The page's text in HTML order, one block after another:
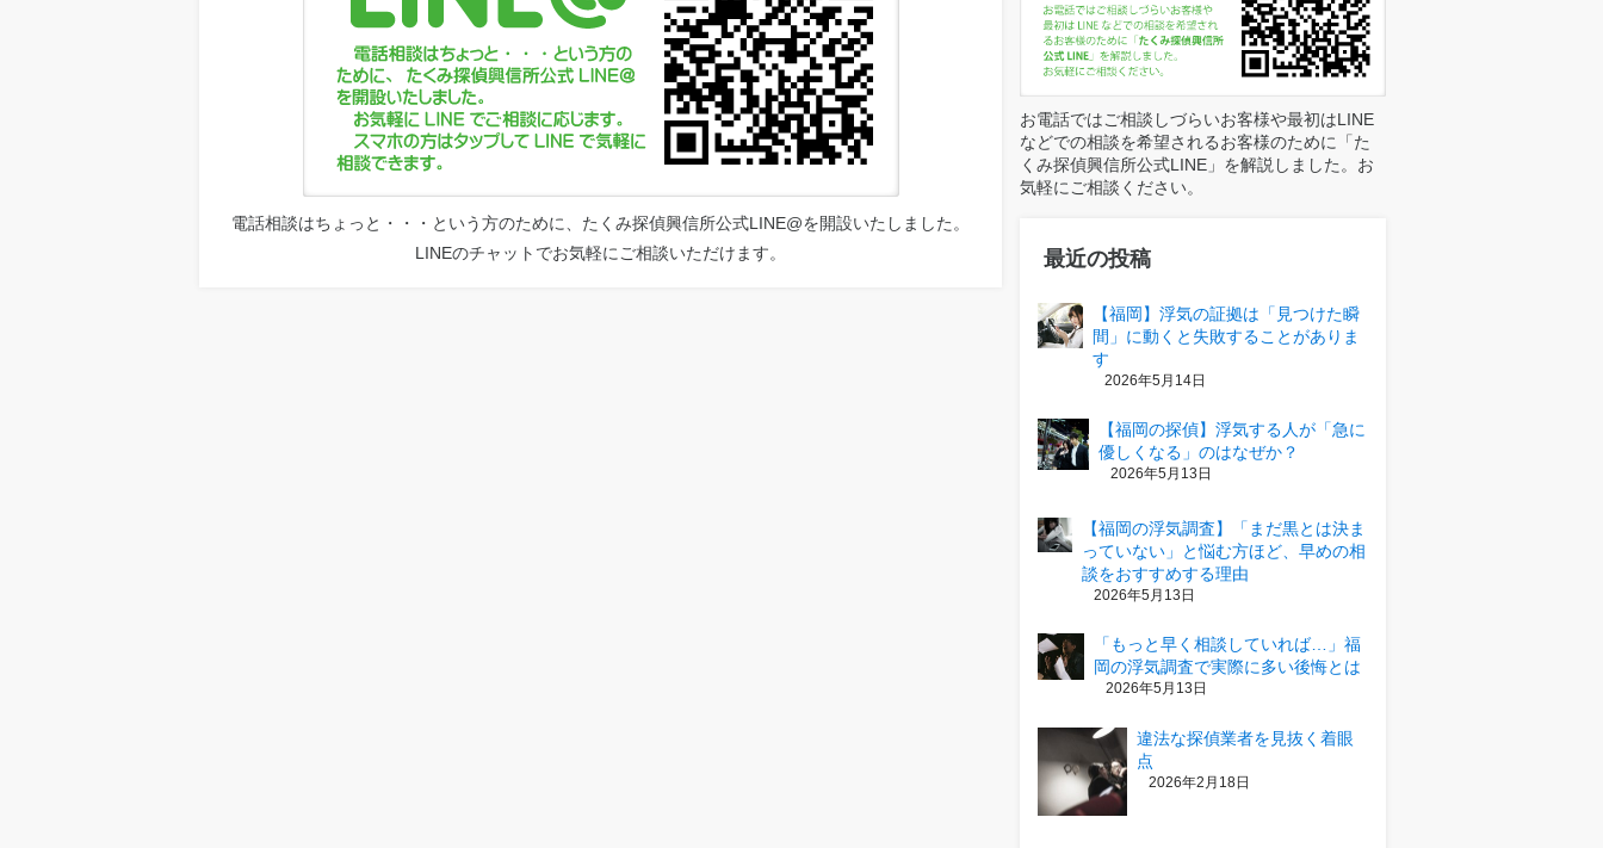
電話相談はちょっと・・・という方のために、たくみ探偵興信所公式LINE@を開設いたしました。
LINEのチャットでお気軽にご相談いただけます。
お電話ではご相談しづらいお客様や最初はLINE
などでの相談を希望されるお客様のために「た
くみ探偵興信所公式LINE」を解説しました。お
気軽にご相談ください。
最近の投稿
【福岡】浮気の証拠は「見つけた瞬
間」に動くと失敗することがありま
す
2026年5月14日
【福岡の探偵】浮気する人が「急に
優しくなる」のはなぜか？
2026年5月13日
【福岡の浮気調査】「まだ黒とは決ま
っていない」と悩む方ほど、早めの相
談をおすすめする理由
2026年5月13日
「もっと早く相談していれば…」福
岡の浮気調査で実際に多い後悔とは
2026年5月13日
違法な探偵業者を見抜く着眼
点
2026年2月18日